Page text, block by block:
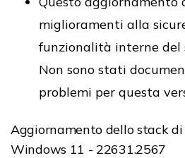
miglioramenti alla
funzionalità interne del
Non sono stati
problemi per questa
Aggiornamento dello stack
Windows 11 - 22631.2567